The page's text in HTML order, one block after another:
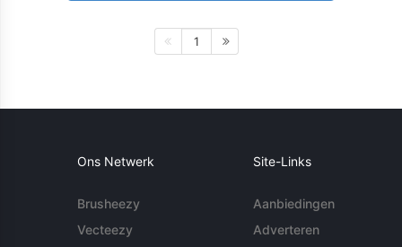
1
Ons Netwerk
Brusheezy
Vecteezy
Site-Links
Aanbiedingen
Adverteren